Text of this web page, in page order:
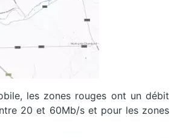
les zones rouges ont un débit
20 et 60Mb/s et pour les zones